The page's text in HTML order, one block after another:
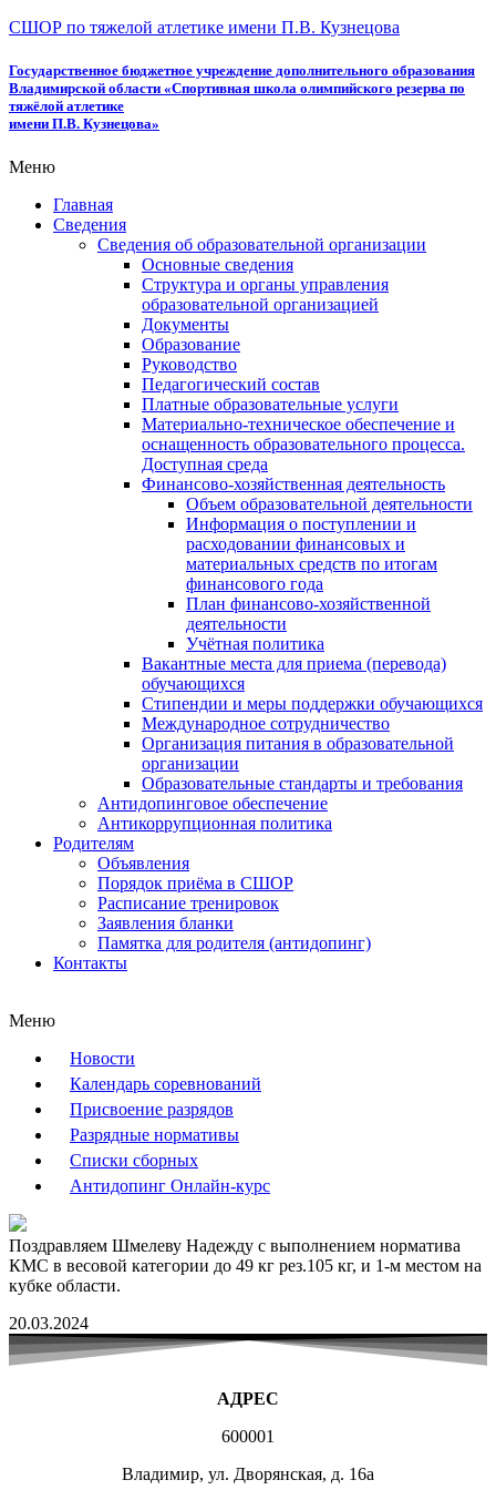
СШОР по тяжелой атлетике имени П.В. Кузнецова
Государственное бюджетное учреждение дополнительного образования
Владимирской области «Спортивная школа олимпийского резерва по
тяжёлой атлетике
имени П.В. Кузнецова»
Меню
Главная
Сведения
Сведения об образовательной организации
Основные сведения
Структура и органы управления
образовательной организацией
Документы
Образование
Руководство
Педагогический состав
Платные образовательные услуги
Материально-техническое обеспечение и
оснащенность образовательного процесса.
Доступная среда
Финансово-хозяйственная деятельность
Объем образовательной деятельности
Информация о поступлении и
расходовании финансовых и
материальных средств по итогам
финансового года
План финансово-хозяйственной
деятельности
Учётная политика
Вакантные места для приема (перевода)
обучающихся
Стипендии и меры поддержки обучающихся
Международное сотрудничество
Организация питания в образовательной
организации
Образовательные стандарты и требования
Антидопинговое обеспечение
Антикоррупционная политика
Родителям
Объявления
Порядок приёма в СШОР
Расписание тренировок
Заявления бланки
Памятка для родителя (антидопинг)
Контакты
Меню
Новости
Календарь соревнований
Присвоение разрядов
Разрядные нормативы
Списки сборных
Антидопинг Онлайн-курс
Поздравляем Шмелеву Надежду с выполнением норматива
КМС в весовой категории до 49 кг рез.105 кг, и 1-м местом на
кубке области.
20.03.2024
АДРЕС
600001
Владимир, ул. Дворянская, д. 16а